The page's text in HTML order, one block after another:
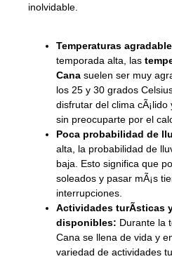
inolvidable.
Temperaturas
temporada alta, las
Cana suelen ser muy
los 25 y 30 grados
disfrutar del clima cÃ¡lido
sin preocuparte por el
Poca probabilidad de
alta, la probabilidad de
baja. Esto significa que
soleados y pasar mÃ¡s
interrupciones.
Actividades turÃ­sticas
disponibles: Durante la
Cana se llena de vida y
variedad de actividades